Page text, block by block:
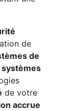
de
de
systèmes
de votre
accrue